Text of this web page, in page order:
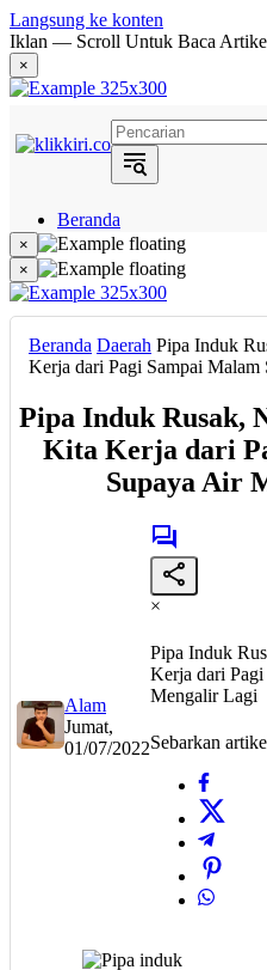
Langsung ke konten
Iklan — Scroll Untuk Baca
×
Beranda
Hukum
Berita
Politik
Narasi
Metropolis
Eksekutif
×
×
Beranda Daerah Pipa Induk
Kerja dari Pagi Sampai
Pipa Induk Rusak,
Kita Kerja dari
Supaya Air
Alam
Jumat,
01/07/2022
×
Pipa Induk
Kerja dari
Mengalir Lagi
Sebarkan